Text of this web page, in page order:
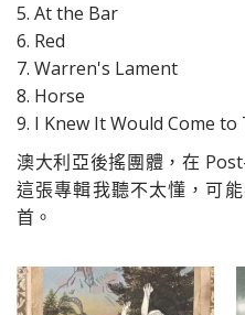
5. At the Bar
6. Red
7. Warren's Lament
8. Horse
9. I Knew It Would Come to
澳大利亞後搖團體，在
這張專輯我聽不太懂，可
首。